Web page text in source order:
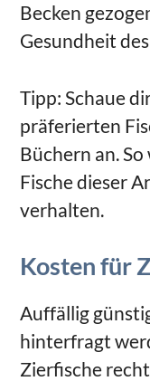
Becken
Gesundheit
Tipp: Schaue
präferierten
Büchern an.
Fische dieser
verhalten.
Kosten für
Auffällig
hinterfragt
Zierfische